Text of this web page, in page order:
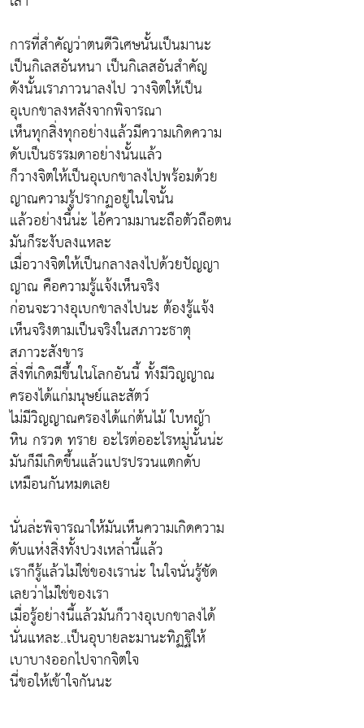
การที่สำคัญว่าตนดีวิเศษนั้นเป็นมานะ
เป็นกิเลสอันหนา เป็นกิเลสอันสำคัญ
ดังนั้นเราภาวนาลงไป วางจิตให้เป็น
อุเบกขาลงหลังจากพิจารณา
เห็นทุกสิ่งทุกอย่างแล้วมีความเกิดความ
ดับเป็นธรรมดาอย่างนั้นแล้ว
ก็วางจิตให้เป็นอุเบกขาลงไปพร้อมด้วย
ญาณความรู้ปรากฏอยู่ในใจนั้น
แล้วอย่างนี้น่ะ ไอ้ความมานะถือตัวถือตน
มันก็ระงับลงแหละ
เมื่อวางจิตให้เป็นกลางลงไปด้วยปัญญา
ญาณ คือความรู้แจ้งเห็นจริง
ก่อนจะวางอุเบกขาลงไปนะ ต้องรู้แจ้ง
เห็นจริงตามเป็นจริงในสภาวะธาตุ
สภาวะสังขาร
สิ่งที่เกิดมีขึ้นในโลกอันนี้ ทั้งมีวิญญาณ
ครองได้แก่มนุษย์และสัตว์
ไม่มีวิญญาณครองได้แก่ต้นไม้ ใบหญ้า
หิน กรวด ทราย อะไรต่ออะไรหมู่นั้นน่ะ
มันก็มีเกิดขึ้นแล้วแปรปรวนแตกดับ
เหมือนกันหมดเลย
นั่นล่ะพิจารณาให้มันเห็นความเกิดความ
ดับแห่งสิ่งทั้งปวงเหล่านี้แล้ว
เราก็รู้แล้วไม่ใช่ของเราน่ะ ในใจนั่นรู้ชัด
เลยว่าไม่ใช่ของเรา
เมื่อรู้อย่างนี้แล้วมันก็วางอุเบกขาลงได้
นั่นแหละ..เป็นอุบายละมานะทิฏฐิให้
เบาบางออกไปจากจิตใจ
นี่ขอให้เข้าใจกันนะ